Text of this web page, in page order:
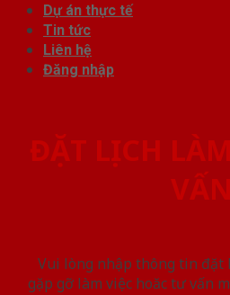
Dự án thực tế
Tin tức
Liên hệ
Đăng nhập
ĐẶT LỊCH
VẤN
Vui lòng nhập thông tin đặt
gặp gỡ làm việc hoăc tư vấn